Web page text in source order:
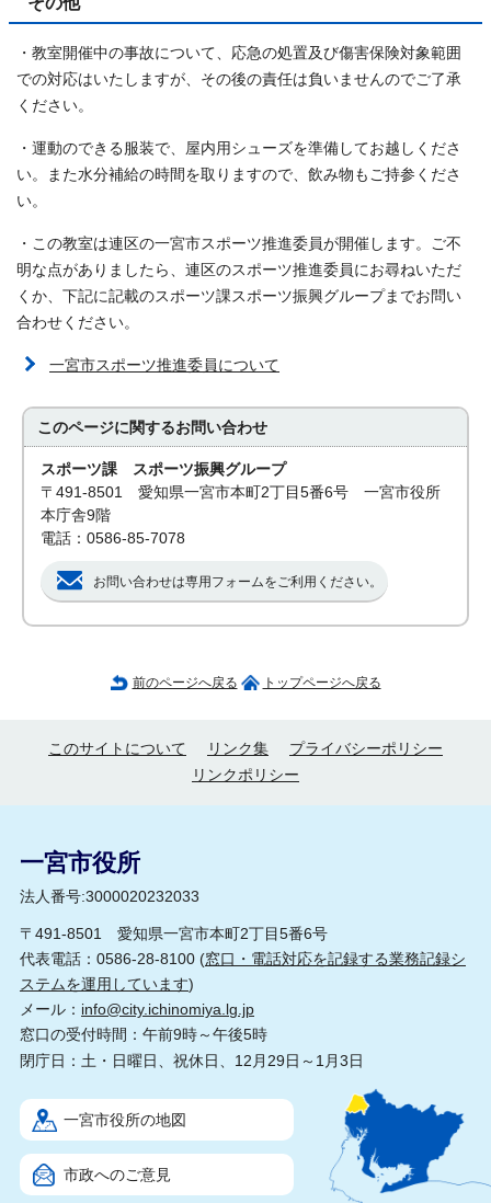
・教室開催中の事故について、応急の処置及び傷害保険対象範囲
での対応はいたしますが、その後の責任は負いませんのでご了承
ください。
・運動のできる服装で、屋内用シューズを準備してお越しくださ
い。また水分補給の時間を取りますので、飲み物もご持参くださ
い。
・この教室は連区の一宮市スポーツ推進委員が開催します。ご不
明な点がありましたら、連区のスポーツ推進委員にお尋ねいただ
くか、下記に記載のスポーツ課スポーツ振興グループまでお問い
合わせください。
一宮市スポーツ推進委員について
このページに関するお問い合わせ
スポーツ課 スポーツ振興グループ
〒491-8501 愛知県一宮市本町2丁目5番6号 一宮市役所
本庁舎9階
電話：0586-85-7078
お問い合わせは専用フォームをご利用ください。
前のページへ戻る トップページへ戻る
このサイトについて リンク集
プライバシーポリシー
リンクポリシー
一宮市役所
法人番号:3000020232033
〒491-8501 愛知県一宮市本町2丁目5番6号
代表電話：0586-28-8100 (窓口・電話対応を記録する業務記録シ
ステムを運用しています)
メール： info@city.ichinomiya.lg.jp
窓口の受付時間：午前9時～午後5時
閉庁日：土・日曜日、祝休日、12月29日～1月3日
一宮市役所の地図
市政へのご意見